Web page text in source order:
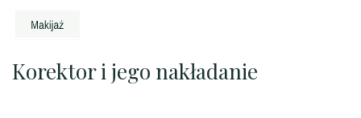
Korektor i jego nakładanie